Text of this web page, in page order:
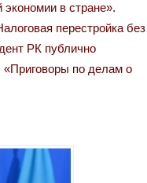
в стране».
перестройка без
РК публично
«Приговоры по делам о